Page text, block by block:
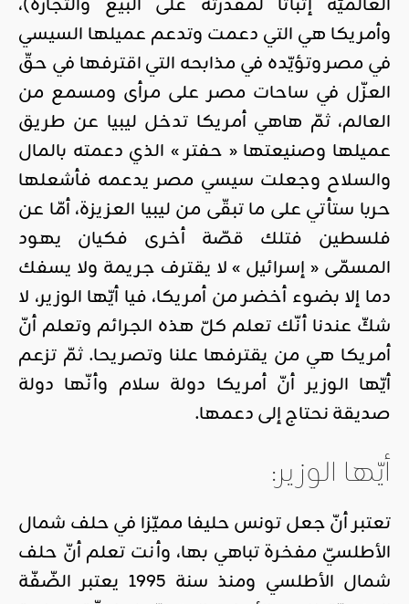
وأمريكا هي التي دعمت وتدعم عميلها السيسي
في مصر وتؤيّده في مذابحه التي اقترفها في حقّ
العزّل في ساحات مصر على مرأى ومسمع من
العالم، ثمّ هاهي أمريكا تدخل ليبيا عن طريق
عميلها وصنيعتها « حفتر » الذي دعمته بالمال
والسلاح وجعلت سيسي مصر يدعمه فأشعلها
حربا ستأتي على ما تبقّى من ليبيا العزيزة، أمّا عن
فلسطين فتلك قصّة أخرى فكيان يهود
المسمّى « إسرائيل » لا يقترف جريمة ولا يسفك
دما إلا بضوء أخضر من أمريكا، فيا أيّها الوزير، لا
شكّ عندنا أنّك تعلم كلّ هذه الجرائم وتعلم أنّ
أمريكا هي من يقترفها علنا وتصريحا. ثمّ تزعم
أيّها الوزير أنّ أمريكا دولة سلام وأنّها دولة
صديقة نحتاج إلى دعمها.
أيّها الوزير:
تعتبر أنّ جعل تونس حليفا مميّزا في حلف شمال
الأطلسيّ مفخرة تباهي بها، وأنت تعلم أنّ حلف
شمال الأطلسي ومنذ سنة 1995 يعتبر الضّفّة